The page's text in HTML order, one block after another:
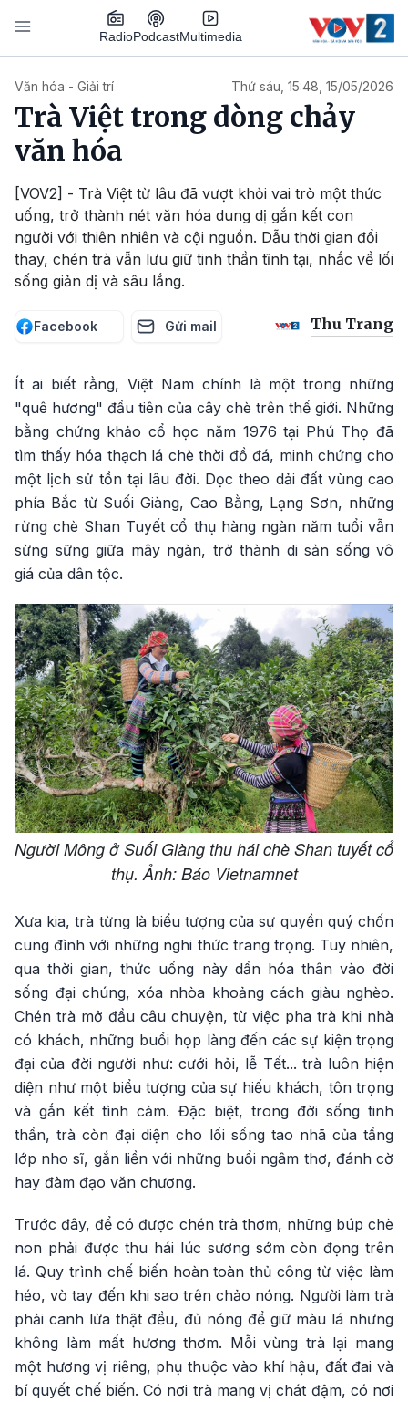
Nhảy đến nội dung
RadioPodcastMultimedia
Văn hóa - Giải trí Thứ sáu, 15:48, 15/05/2026
Trà Việt trong dòng chảy
văn hóa
[VOV2] - Trà Việt từ lâu đã vượt khỏi vai trò một thức
uống, trở thành nét văn hóa dung dị gắn kết con
người với thiên nhiên và cội nguồn. Dẫu thời gian đổi
thay, chén trà vẫn lưu giữ tinh thần tĩnh tại, nhắc về lối
sống giản dị và sâu lắng.
Facebook Gửi mail Thu Trang
Ít ai biết rằng, Việt Nam chính là một trong những
"quê hương" đầu tiên của cây chè trên thế giới. Những
bằng chứng khảo cổ học năm 1976 tại Phú Thọ đã
tìm thấy hóa thạch lá chè thời đồ đá, minh chứng cho
một lịch sử tồn tại lâu đời. Dọc theo dải đất vùng cao
phía Bắc từ Suối Giàng, Cao Bằng, Lạng Sơn, những
rừng chè Shan Tuyết cổ thụ hàng ngàn năm tuổi vẫn
sừng sững giữa mây ngàn, trở thành di sản sống vô
giá của dân tộc.
Người Mông ở Suối Giàng thu hái chè Shan tuyết cổ
thụ. Ảnh: Báo Vietnamnet
Xưa kia, trà từng là biểu tượng của sự quyền quý chốn
cung đình với những nghi thức trang trọng. Tuy nhiên,
qua thời gian, thức uống này dần hóa thân vào đời
sống đại chúng, xóa nhòa khoảng cách giàu nghèo.
Chén trà mở đầu câu chuyện, từ việc pha trà khi nhà
có khách, những buổi họp làng đến các sự kiện trọng
đại của đời người như: cưới hỏi, lễ Tết... trà luôn hiện
diện như một biểu tượng của sự hiếu khách, tôn trọng
và gắn kết tình cảm. Đặc biệt, trong đời sống tinh
thần, trà còn đại diện cho lối sống tao nhã của tầng
lớp nho sĩ, gắn liền với những buổi ngâm thơ, đánh cờ
hay đàm đạo văn chương.
Trước đây, để có được chén trà thơm, những búp chè
non phải được thu hái lúc sương sớm còn đọng trên
lá. Quy trình chế biến hoàn toàn thủ công từ việc làm
héo, vò tay đến khi sao trên chảo nóng. Người làm trà
phải canh lửa thật đều, đủ nóng để giữ màu lá nhưng
không làm mất hương thơm. Mỗi vùng trà lại mang
một hương vị riêng, phụ thuộc vào khí hậu, đất đai và
bí quyết chế biến. Có nơi trà mang vị chát đậm, có nơi